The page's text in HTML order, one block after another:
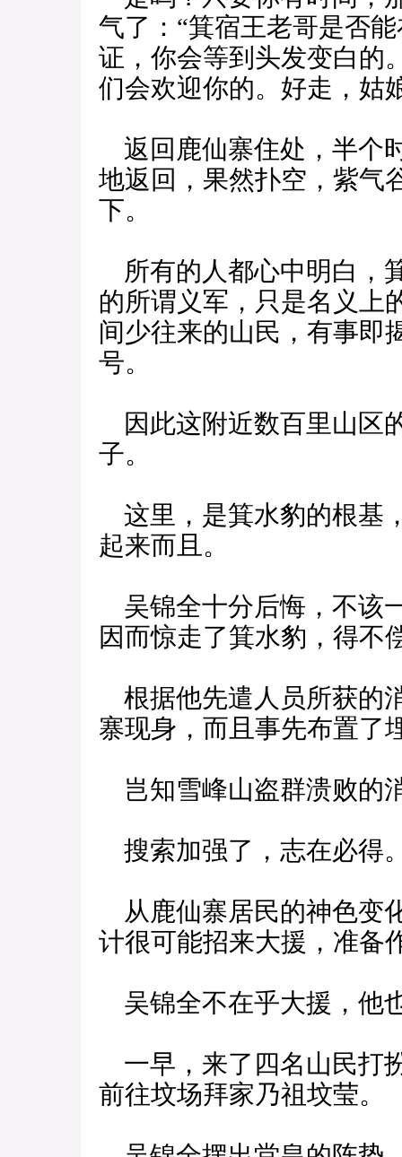
气了：“箕宿王老哥是否
证，你会等到头发变白的
们会欢迎你的。好走，姑
返回鹿仙寨住处，半个
地返回，果然扑空，紫气
下。
所有的人都心中明白，
的所谓义军，只是名义上
间少往来的山民，有事即
号。
因此这附近数百里山区
子。
这里，是箕水豹的根基
起来而且。
吴锦全十分后悔，不该
因而惊走了箕水豹，得不
根据他先遣人员所获的
寨现身，而且事先布置了
岂知雪峰山盗群溃败的
搜索加强了，志在必得
从鹿仙寨居民的神色变
计很可能招来大援，准备
吴锦全不在乎大援，他
一早，来了四名山民打
前往坟场拜家乃祖坟莹。